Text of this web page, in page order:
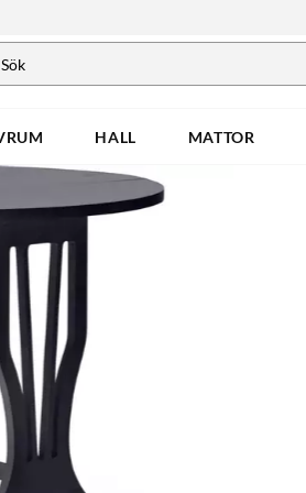
HALL MATTOR